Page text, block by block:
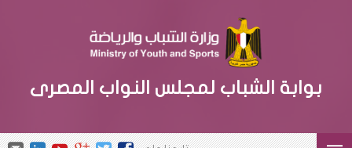
بوابة الشباب لمجلس النواب المصرى